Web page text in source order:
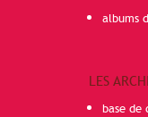
albums
LES
base de